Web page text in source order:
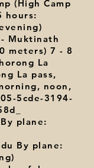
(High Camp
hours:
- Muktinath
meters) 7 - 8
La
La pass,
noon,
5cde-3194-
plane:
By plane: